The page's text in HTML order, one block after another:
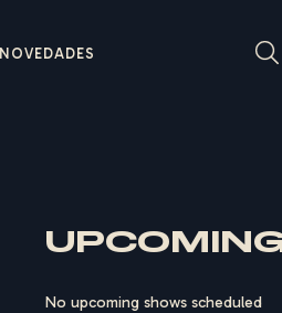
NOVEDADES
No upcoming shows scheduled